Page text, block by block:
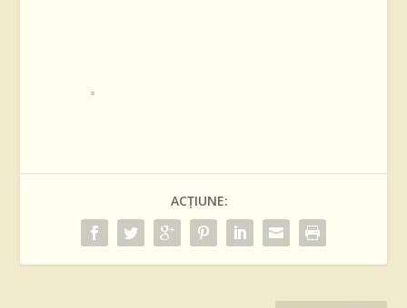
ACȚIUNE: